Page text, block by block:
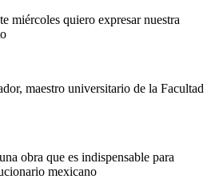
miércoles quiero expresar nuestra
maestro universitario de la Facultad
obra que es indispensable para
mexicano